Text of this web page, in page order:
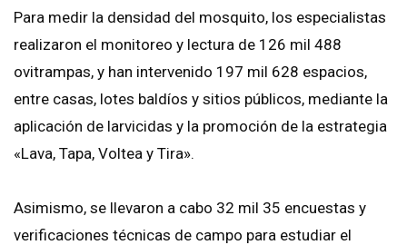
Para medir la densidad del mosquito, los especialistas
realizaron el monitoreo y lectura de 126 mil 488
ovitrampas, y han intervenido 197 mil 628 espacios,
entre casas, lotes baldíos y sitios públicos, mediante la
aplicación de larvicidas y la promoción de la estrategia
«Lava, Tapa, Voltea y Tira».
Asimismo, se llevaron a cabo 32 mil 35 encuestas y
verificaciones técnicas de campo para estudiar el